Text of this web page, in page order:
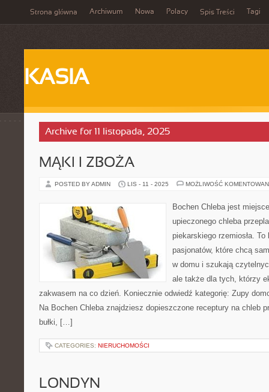
Strona główna Archiwum Nowa Polacy Spis Treści Tagi
KASIA
Archive for 11 listopada, 2025
MĄKI I ZBOŻA
POSTED BY ADMIN LIS - 11 - 2025 MOŻLIWOŚĆ
Bochen Chleba jest
upieczonego chleba
piekarskiego rzemiosła.
pasjonatów, które chcą
w domu i szukają
ale także dla tych, którzy
zakwasem na co dzień. Koniecznie odwiedź kategorię: Zupy
Na Bochen Chleba znajdziesz dopieszczone receptury na chleb
bułki, […]
CATEGORIES: NIERUCHOMOŚCI
LONDYN